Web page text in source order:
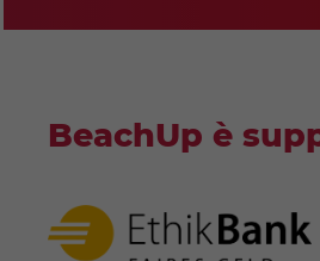
BeachUp è